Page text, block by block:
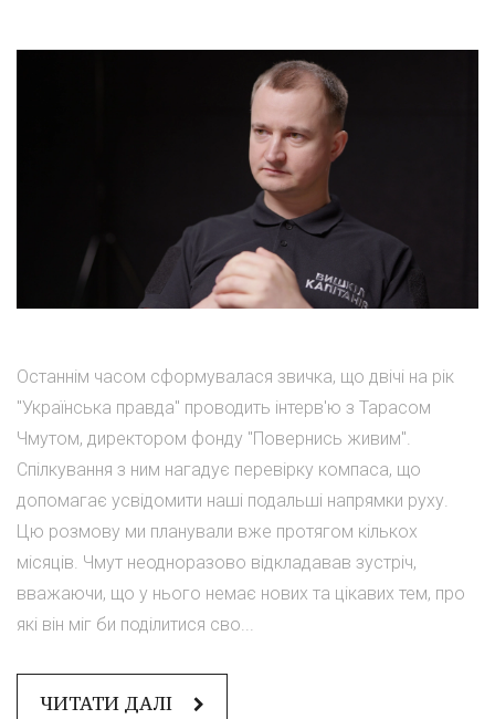
Останнім часом сформувалася звичка, що двічі на рік
"Українська правда" проводить інтерв'ю з Тарасом
Чмутом, директором фонду "Повернись живим".
Спілкування з ним нагадує перевірку компаса, що
допомагає усвідомити наші подальші напрямки руху.
Цю розмову ми планували вже протягом кількох
місяців. Чмут неодноразово відкладавав зустріч,
вважаючи, що у нього немає нових та цікавих тем, про
які він міг би поділитися сво...
ЧИТАТИ ДАЛІ